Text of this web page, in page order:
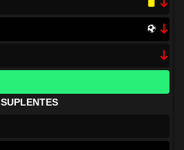
SUPLENTES